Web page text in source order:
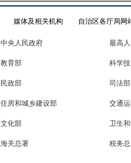
媒体及相关机构 自治区各厅局网
中央人民政府 最高
教育部 科学
民政部 司法部
住房和城乡建设部 交通
文化部 卫生
海关总署 税务